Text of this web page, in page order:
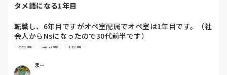
タメ語になる1年目
転職し、6年目ですがオペ室配属でオペ室は1年目です。（社
会人からNsになったので30代前半です）
す。（今までが大変な職場だったのかも？）
6年目 オペ室 1年目
まー